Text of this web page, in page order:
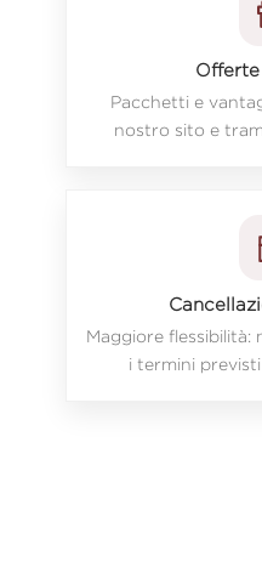
Pacchetti e
nostro sito e
Maggiore flessibilità:
i termini